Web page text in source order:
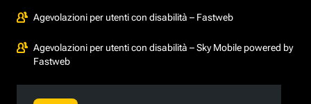
Agevolazioni per utenti con disabilità – Fastweb
Agevolazioni per utenti con disabilità – Sky Mobile powered by
Fastweb